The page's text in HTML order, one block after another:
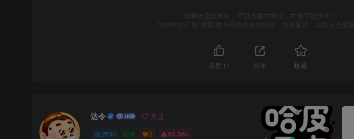
如果您喜欢本站，可以收藏本网址，方便下次访问！
软件中的广告/弹窗/群号等信息切勿相信，注意鉴别，以免上当受骗
点赞 11 分享 收藏
达令 关注
2630 0 2 63.3W+